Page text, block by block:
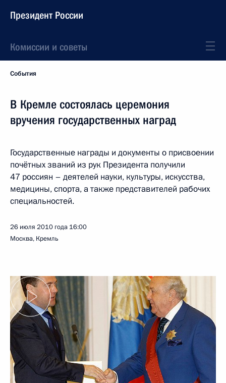
Президент России
Комиссии и советы
События
В Кремле состоялась церемония
вручения государственных наград
Государственные награды и документы о присвоении
почётных званий из рук Президента получили
47 россиян – деятелей науки, культуры, искусства,
медицины, спорта, а также представителей рабочих
специальностей.
26 июля 2010 года 16:00
Москва, Кремль